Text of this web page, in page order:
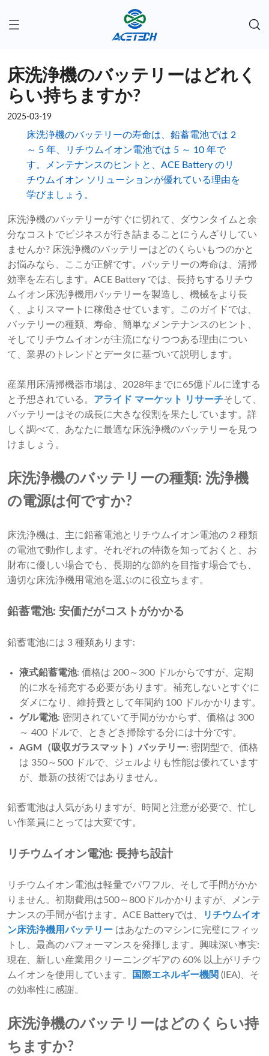
床洗浄機のバッテリーはどれく
らい持ちますか?
2025-03-19
床洗浄機のバッテリーの寿命は、鉛蓄電池では 2
～ 5 年、リチウムイオン電池では 5 ～ 10 年で
す。メンテナンスのヒントと、ACE Battery のリ
チウムイオン ソリューションが優れている理由を
学びましょう。
床洗浄機のバッテリーがすぐに切れて、ダウンタイムと余
分なコストでビジネスが行き詰まることにうんざりしてい
ませんか? 床洗浄機のバッテリーはどのくらいもつのかと
お悩みなら、ここが正解です。バッテリーの寿命は、清掃
効率を左右します。ACE Battery では、長持ちするリチウ
ムイオン床洗浄機用バッテリーを製造し、機械をより長
く、よりスマートに稼働させています。このガイドでは、
バッテリーの種類、寿命、簡単なメンテナンスのヒント、
そしてリチウムイオンが主流になりつつある理由につい
て、業界のトレンドとデータに基づいて説明します。
産業用床清掃機器市場は、2028年までに65億ドルに達する
と予想されている。 アライド マーケット リサーチそして、
バッテリーはその成長に大きな役割を果たしています。詳
しく調べて、あなたに最適な床洗浄機のバッテリーを見つ
けましょう。
床洗浄機のバッテリーの種類: 洗浄機
の電源は何ですか?
床洗浄機は、主に鉛蓄電池とリチウムイオン電池の 2 種類
の電池で動作します。それぞれの特徴を知っておくと、お
財布に優しい場合でも、長期的な節約を目指す場合でも、
適切な床洗浄機用電池を選ぶのに役立ちます。
鉛蓄電池: 安価だがコストがかかる
鉛蓄電池には 3 種類あります:
液式鉛蓄電池: 価格は 200～300 ドルからですが、定期
的に水を補充する必要があります。補充しないとすぐに
ダメになり、維持費として年間約 100 ドルかかります。
ゲル電池: 密閉されていて手間がかからず、価格は 300
～ 400 ドルで、ときどき掃除する分には十分です。
AGM（吸収ガラスマット）バッテリー: 密閉型で、価格
は 350～500 ドルで、ジェルよりも性能は優れています
が、最新の技術ではありません。
鉛蓄電池は人気がありますが、時間と注意が必要で、忙し
い作業員にとっては大変です。
リチウムイオン電池: 長持ち設計
リチウムイオン電池は軽量でパワフル、そして手間がかか
りません。初期費用は500～800ドルかかりますが、メンテ
ナンスの手間が省けます。ACE Batteryでは、
リチウムイオ
ン床洗浄機用バッテリー はあなたのマシンに完璧にフィッ
トし、最高のパフォーマンスを発揮します。興味深い事実:
現在、新しい産業用クリーニングギアの 60% 以上がリチウ
ムイオンを使用しています。
国際エネルギー機関 (IEA)、そ
の効率性に感謝。
床洗浄機のバッテリーはどのくらい持
ちますか?